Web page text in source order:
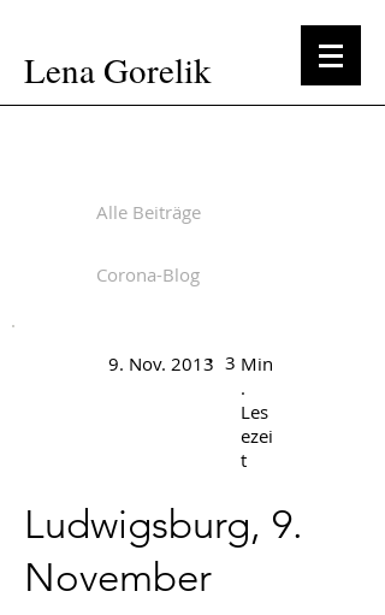
Lena Gorelik
Alle Beiträge
Corona-Blog
9. Nov. 2013
. 3 Min
.
Les
ezei
t
Ludwigsburg, 9.
November